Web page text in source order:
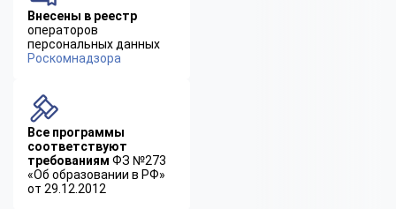
Внесены в реестр
операторов
персональных данных
Роскомнадзора
Все программы
соответствуют
требованиям ФЗ №273
«Об образовании в РФ»
от 29.12.2012